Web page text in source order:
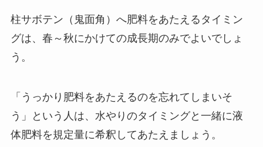
柱サボテン（鬼面角）へ肥料をあたえるタイミン
グは、春～秋にかけての成長期のみでよいでしょ
う。
「うっかり肥料をあたえるのを忘れてしまいそ
う」という人は、水やりのタイミングと一緒に液
体肥料を規定量に希釈してあたえましょう。